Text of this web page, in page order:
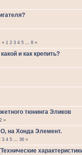
« 1 2 3 4 5 ... 8»
и как крепить?
тюнинга Эликов
»
на Хонда Элемент.
3 4 5 ... 36»